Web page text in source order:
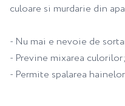
culoare si murdarie din
- Nu mai e nevoie de
- Previne mixarea culorilor;
- Permite spalarea